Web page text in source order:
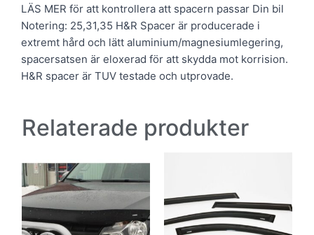
LÄS MER för att kontrollera att spacern passar Din bil
Notering: 25,31,35 H&R Spacer är producerade i
extremt hård och lätt aluminium/magnesiumlegering,
spacersatsen är eloxerad för att skydda mot korrision.
H&R spacer är TUV testade och utprovade.
Relaterade produkter